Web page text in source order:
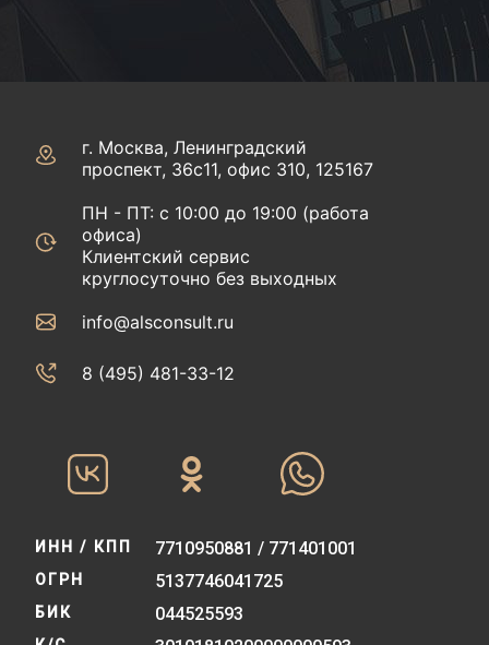
г. Москва, Ленинградский
проспект, 36с11, офис 310, 125167
ПН - ПТ: с 10:00 до 19:00 (работа
офиса)
Клиентский сервис
круглосуточно без выходных
info@alsconsult.ru
8 (495) 481-33-12‬‬
ИНН / КПП 7710950881 / 771401001
ОГРН 5137746041725
БИК 044525593